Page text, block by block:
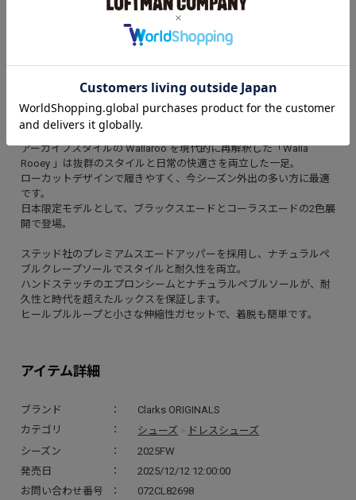
アイテム詳細
ブランド
Clarks ORIGINALS
カテゴリ
シューズ > ドレスシューズ
シーズン
2025FW
発売日
2025/12/12 12:00:00
お問い合わせ番号
072CL82698
アイテム説明
アーカイブスタイルの Wallaroo を現代的に再解釈した「Walla
Rooey 」は抜群のスタイルと日常の快適さを両立した一足。
ローカットデザインで履きやすく、今シーズン外出の多い方に最適
です。
日本限定モデルとして、ブラックスエードとコーラスエードの2色展
開で登場。
ステッド社のプレミアムスエードアッパーを採用し、ナチュラルペ
ブルクレープソールでスタイルと耐久性を両立。
ハンドステッチのエプロンシームとナチュラルペブルソールが、耐
久性と時代を超えたルックスを保証します。
ヒールプルループと小さな伸縮性ガセットで、着脱も簡単です。